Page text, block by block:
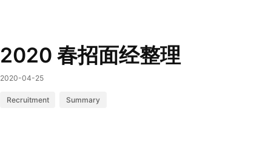
2020 春招面经整理
2020-04-25
Recruitment Summary